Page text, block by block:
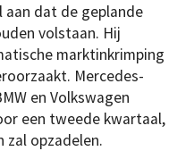
aan dat de geplande
volstaan. Hij
marktinkrimping
Mercedes-
en Volkswagen
een tweede kwartaal,
zal opzadelen.